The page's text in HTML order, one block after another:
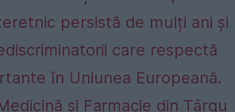
persistă de mulți ani și
care respectă
în Uniunea Europeană.
și Farmacie din Târgu